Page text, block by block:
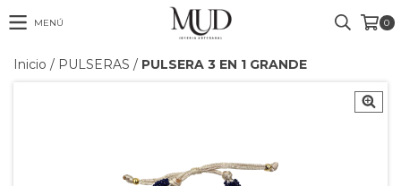
MENÚ 0
Inicio / PULSERAS / PULSERA 3 EN 1 GRANDE